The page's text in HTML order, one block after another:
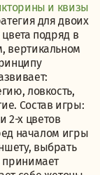
и квизы
для двоих
подряд в
вертикальном
ловкость,
Состав игры:
2-х цветов
началом игры
выбрать
принимает